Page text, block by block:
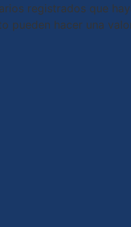
registrados que
pueden hacer una